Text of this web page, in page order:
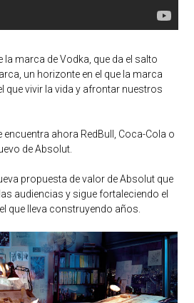
la marca de Vodka, que da el salto
un horizonte en el que la marca
que vivir la vida y afrontar nuestros
encuentra ahora RedBull, Coca-Cola o
de Absolut.
propuesta de valor de Absolut que
audiencias y sigue fortaleciendo el
que lleva construyendo años.